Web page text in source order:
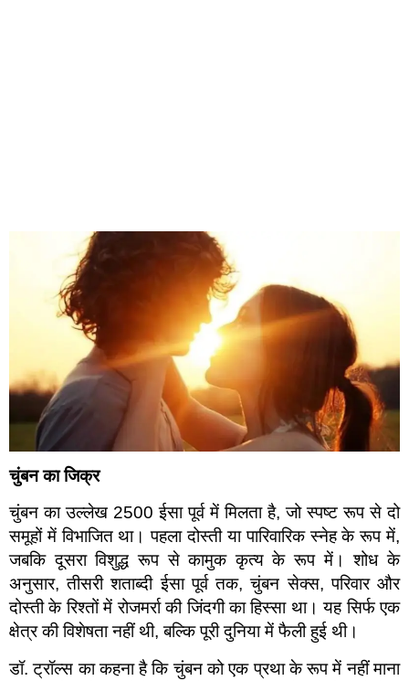
चुंबन का जिक्र
चुंबन का उल्लेख 2500 ईसा पूर्व में मिलता है, जो स्पष्ट रूप से दो
समूहों में विभाजित था। पहला दोस्ती या पारिवारिक स्नेह के रूप में,
जबकि दूसरा विशुद्ध रूप से कामुक कृत्य के रूप में। शोध के
अनुसार, तीसरी शताब्दी ईसा पूर्व तक, चुंबन सेक्स, परिवार और
दोस्ती के रिश्तों में रोजमर्रा की जिंदगी का हिस्सा था। यह सिर्फ एक
क्षेत्र की विशेषता नहीं थी, बल्कि पूरी दुनिया में फैली हुई थी।
डॉ. ट्रॉल्स का कहना है कि चुंबन को एक प्रथा के रूप में नहीं माना